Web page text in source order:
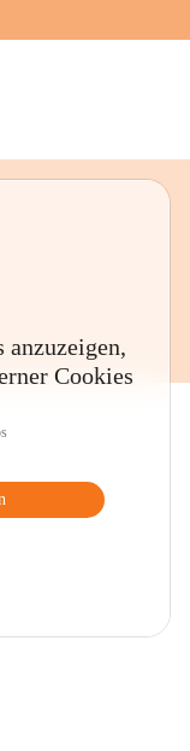
Cookies